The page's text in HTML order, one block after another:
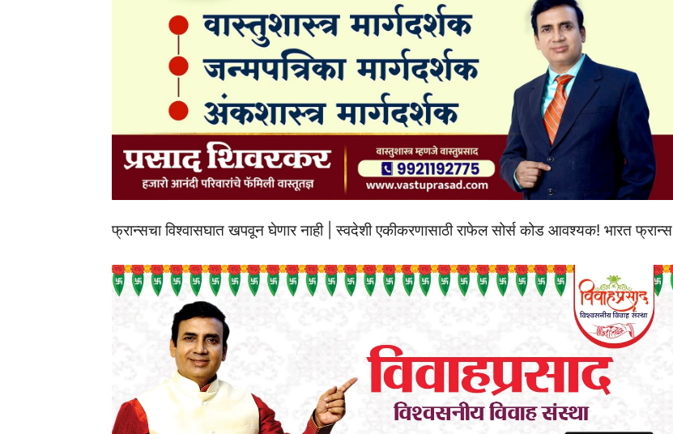
फ्रान्सचा विश्वासघात खपवून घेणार नाही | स्वदेशी एकीकरणासाठी राफेल सोर्स कोड आवश्यक! भारत फ्रान्स